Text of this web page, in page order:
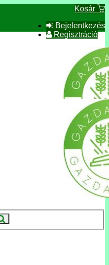
Kosár
Bejelentkezés
Regisztráció